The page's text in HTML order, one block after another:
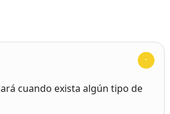
cuando exista algún tipo de